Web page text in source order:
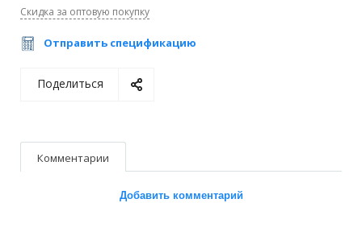
Скидка за оптовую покупку
Отправить спецификацию
Поделиться
Комментарии
Добавить комментарий